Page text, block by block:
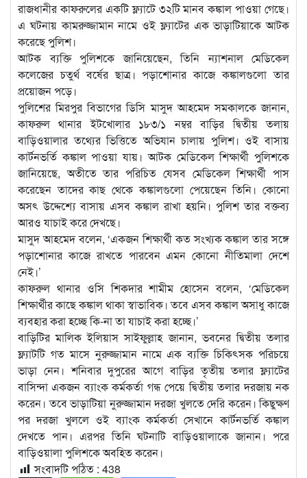
রাজধানীর কাফরুলের একটি ফ্ল্যাটে ৩২টি মানব কঙ্কাল পাওয়া গেছে।
এ ঘটনায় কামরুজ্জামান নামে ওই ফ্ল্যাটের এক ভাড়াটিয়াকে আটক
করেছে পুলিশ।
আটক ব্যক্তি পুলিশকে জানিয়েছেন, তিনি ন্যাশনাল মেডিকেল
কলেজের চতুর্থ বর্ষের ছাত্র। পড়াশোনার কাজে কঙ্কালগুলো তার
প্রয়োজন পড়ে।
পুলিশের মিরপুর বিভাগের ডিসি মাসুদ আহমেদ সমকালকে জানান,
কাফরুল থানার ইটখোলার ১৮৩/১ নম্বর বাড়ির দ্বিতীয় তলায়
বাড়িওয়ালার তথ্যের ভিত্তিতে অভিযান চালায় পুলিশ। ওই বাসায়
কার্টনভর্তি কঙ্কাল পাওয়া যায়। আটক মেডিকেল শিক্ষার্থী পুলিশকে
জানিয়েছে, অতীতে তার পরিচিত যেসব মেডিকেল শিক্ষার্থী পাস
করেছেন তাদের কাছ থেকে কঙ্কালগুলো পেয়েছেন তিনি। কোনো
অসৎ উদ্দেশ্যে বাসায় এসব কঙ্কাল রাখা হয়নি। পুলিশ তার বক্তব্য
আরও যাচাই করে দেখছে।
মাসুদ আহমেদ বলেন, ‘একজন শিক্ষার্থী কত সংখ্যক কঙ্কাল তার সঙ্গে
পড়াশোনার কাজে রাখতে পারবেন এমন কোনো নীতিমালা দেশে
নেই।’
কাফরুল থানার ওসি শিকদার শামীম হোসেন বলেন, ‘মেডিকেল
শিক্ষার্থীর কাছে কঙ্কাল থাকা স্বাভাবিক। তবে এসব কঙ্কাল অসাধু কাজে
ব্যবহার করা হচ্ছে কি-না তা যাচাই করা হচ্ছে।’
বাড়িটির মালিক ইলিয়াস সাইফুল্লাহ জানান, ভবনের দ্বিতীয় তলার
ফ্ল্যাটটি গত মাসে নুরুজ্জামান নামে এক ব্যক্তি চিকিৎসক পরিচয়ে
ভাড়া নেন। শনিবার দুপুরের আগে বাড়ির তৃতীয় তলার ফ্ল্যাটের
বাসিন্দা একজন ব্যাংক কর্মকর্তা গন্ধ পেয়ে দ্বিতীয় তলার দরজায় নক
করেন। তবে ভাড়াটিয়া নুরুজ্জামান দরজা খুলতে দেরি করেন। কিছুক্ষণ
পর দরজা খুললে ওই ব্যাংক কর্মকর্তা সেখানে কার্টনভর্তি কঙ্কাল
দেখতে পান। এরপর তিনি ঘটনাটি বাড়িওয়ালাকে জানান। পরে
বাড়িওয়ালা পুলিশকে অবহিত করেন।
সংবাদটি পঠিত : 438